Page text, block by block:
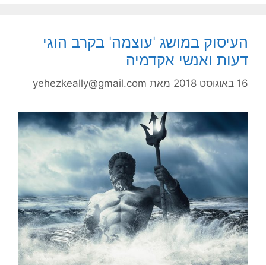
העיסוק במושג 'עוצמה' בקרב הוגי
דעות ואנשי אקדמיה
16 באוגוסט 2018 מאת yehezkeally@gmail.com